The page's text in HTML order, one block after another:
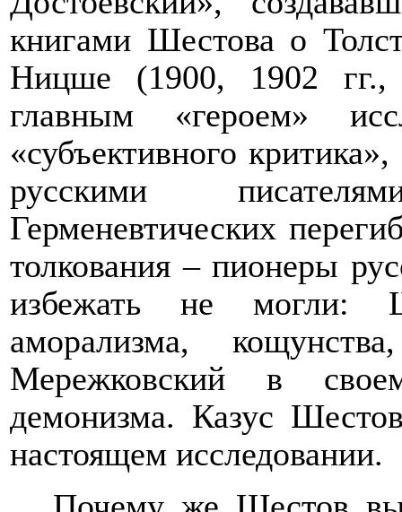
книгами Шестова о
Ницше (1900, 1902
главным «героем»
«субъективного
русскими
Герменевтических
толкования – пионеры
избежать не могли:
аморализма,
Мережковский в
демонизма. Казус
настоящем исследовании.